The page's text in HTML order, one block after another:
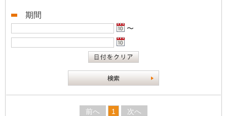
期間
〜
前へ 1 次へ